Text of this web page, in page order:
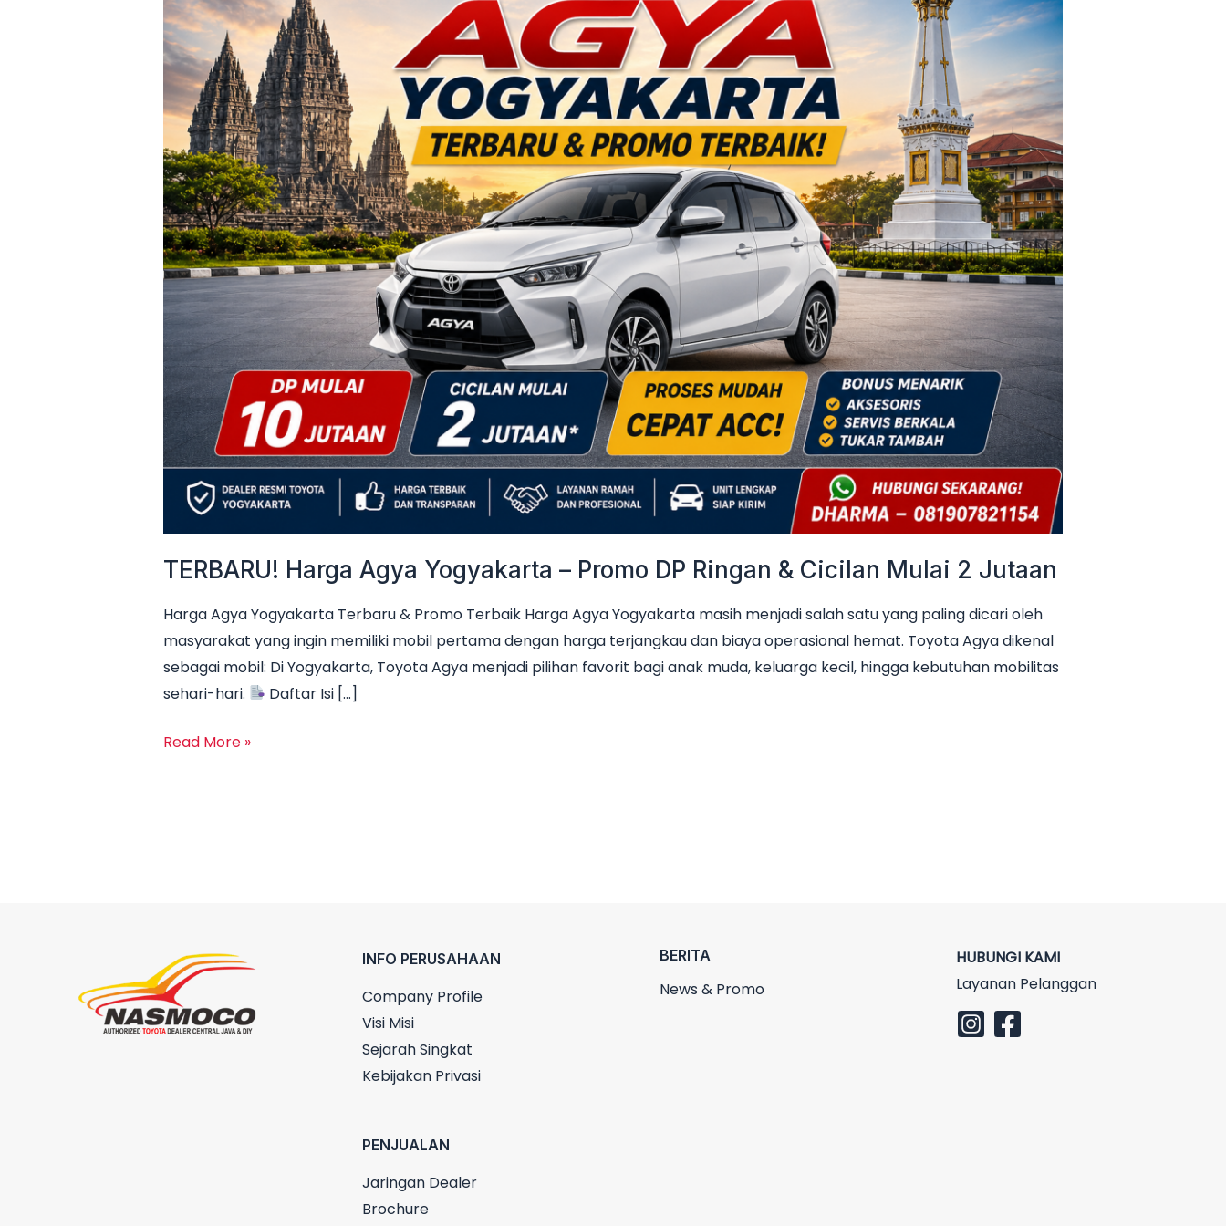
TERBARU! Harga Agya Yogyakarta – Promo DP Ringan & Cicilan Mulai 2 Jutaan
Harga Agya Yogyakarta Terbaru & Promo Terbaik Harga Agya Yogyakarta masih menjadi salah satu yang paling dicari oleh
masyarakat yang ingin memiliki mobil pertama dengan harga terjangkau dan biaya operasional hemat. Toyota Agya dikenal
sebagai mobil: Di Yogyakarta, Toyota Agya menjadi pilihan favorit bagi anak muda, keluarga kecil, hingga kebutuhan mobilitas
sehari-hari.
Daftar Isi […]
Yogyakarta
–
Promo
DP
Ringan
&
Cicilan
Mulai
2
Jutaan
Read More »
INFO PERUSAHAAN
Company Profile
Visi Misi
Sejarah Singkat
Kebijakan Privasi
PENJUALAN
Jaringan Dealer
Brochure
BERITA
News & Promo
HUBUNGI KAMI
Layanan Pelanggan